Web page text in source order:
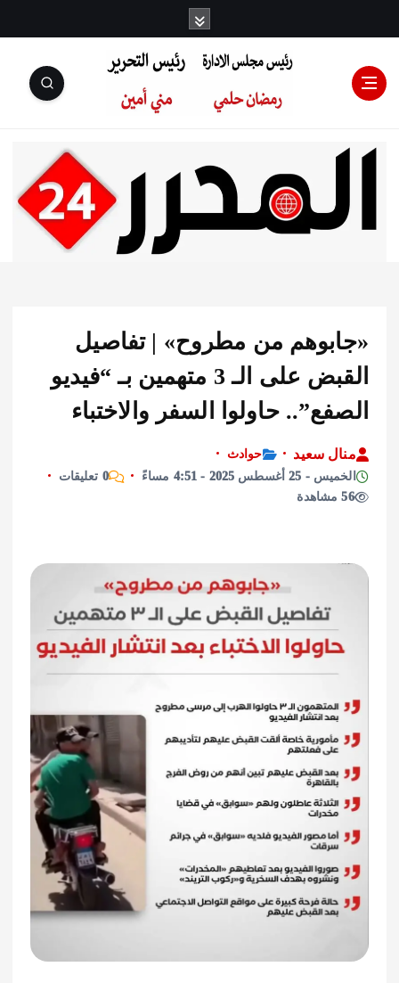
رئيس مجلس
الإدارة: رمضان
التحرير:مني أمين
من مطروح» | تفاصيل
القبض على الـ 3 متهمين بـ “فيديو
حاولوا السفر والاختباء
سعيد
حوادث
2025 - 4:51 مساءً
0 تعليقات